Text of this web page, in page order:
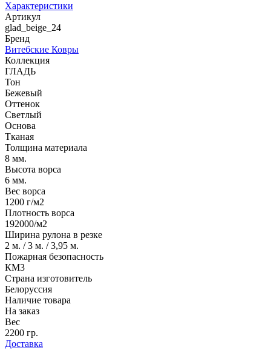
Характеристики
Артикул
glad_beige_24
Бренд
Витебские Ковры
Коллекция
ГЛАДЬ
Тон
Бежевый
Оттенок
Светлый
Основа
Тканая
Толщина материала
8 мм.
Высота ворса
6 мм.
Вес ворса
1200 г/м2
Плотность ворса
192000/м2
Ширина рулона в резке
2 м. / 3 м. / 3,95 м.
Пожарная безопасность
КМ3
Страна изготовитель
Белоруссия
Наличие товара
На заказ
Вес
2200 гр.
Доставка